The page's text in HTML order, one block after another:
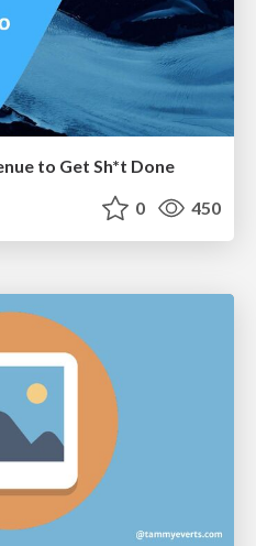
to Get Sh*t Done
0 450